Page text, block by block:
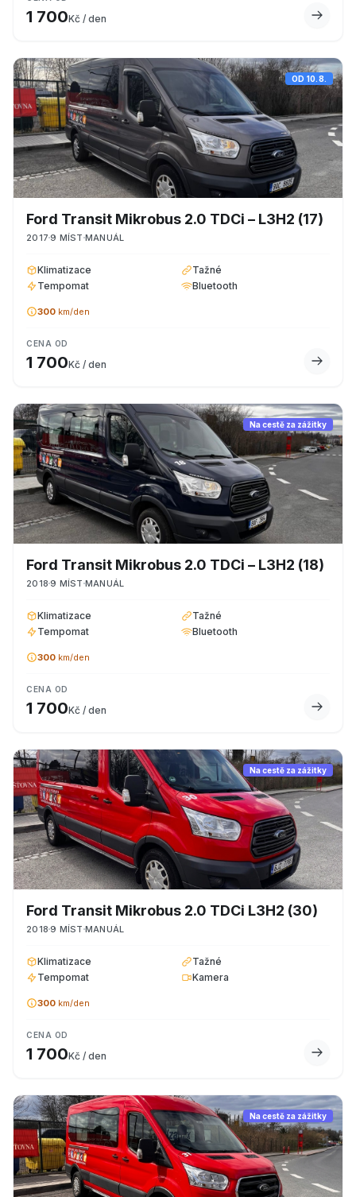
1 700Kč / den
OD 10.8.
Ford Transit Mikrobus 2.0 TDCi – L3H2 (17)
20179 MÍST MANUÁL
Klimatizace
Tažné
Tempomat
Bluetooth
300 km/den
CENA OD
1 700Kč / den
Na cestě za zážitky
Ford Transit Mikrobus 2.0 TDCi – L3H2 (18)
20189 MÍST MANUÁL
Klimatizace
Tažné
Tempomat
Bluetooth
300 km/den
CENA OD
1 700Kč / den
Na cestě za zážitky
Ford Transit Mikrobus 2.0 TDCi L3H2 (30)
20189 MÍST MANUÁL
Klimatizace
Tažné
Tempomat
Kamera
300 km/den
CENA OD
1 700Kč / den
Na cestě za zážitky